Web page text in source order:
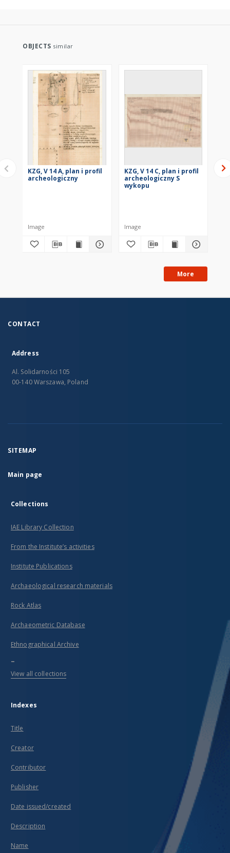
OBJECTS similar
KZG, V 14 A, plan i profil
archeologiczny
Image
KZG, V 14 C, plan i profil
archeologiczny S
wykopu
Image
More
CONTACT
Address
Al. Solidarności 105
00-140 Warszawa, Poland
SITEMAP
Main page
Collections
IAE Library Collection
From the Institute’s activities
Institute Publications
Archaeological research materials
Rock Atlas
Archaeometric Database
Ethnographical Archive
...
View all collections
Indexes
Title
Creator
Contributor
Publisher
Date issued/created
Description
Name